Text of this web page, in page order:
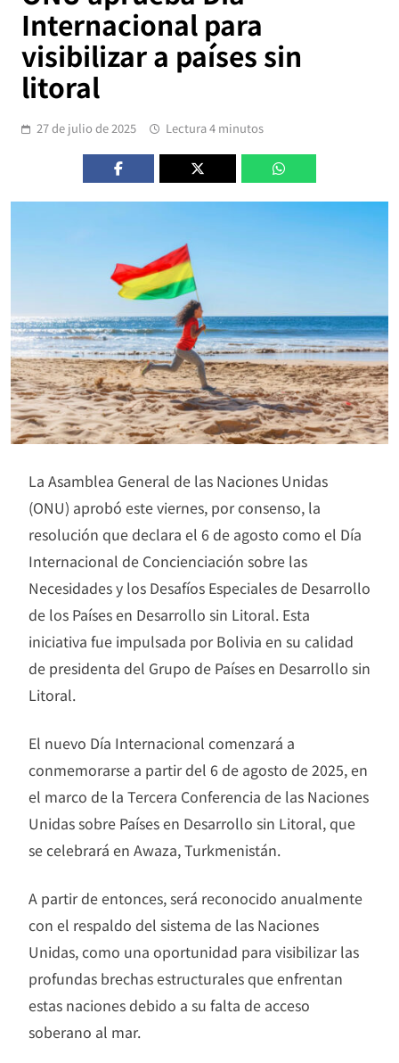
Internacional para
visibilizar a países sin
litoral
27 de julio de 2025 Lectura 4 minutos
La Asamblea General de las Naciones Unidas
(ONU) aprobó este viernes, por consenso, la
resolución que declara el 6 de agosto como el Día
Internacional de Concienciación sobre las
Necesidades y los Desafíos Especiales de Desarrollo
de los Países en Desarrollo sin Litoral. Esta
iniciativa fue impulsada por Bolivia en su calidad
de presidenta del Grupo de Países en Desarrollo sin
Litoral.
El nuevo Día Internacional comenzará a
conmemorarse a partir del 6 de agosto de 2025, en
el marco de la Tercera Conferencia de las Naciones
Unidas sobre Países en Desarrollo sin Litoral, que
se celebrará en Awaza, Turkmenistán.
A partir de entonces, será reconocido anualmente
con el respaldo del sistema de las Naciones
Unidas, como una oportunidad para visibilizar las
profundas brechas estructurales que enfrentan
estas naciones debido a su falta de acceso
soberano al mar.